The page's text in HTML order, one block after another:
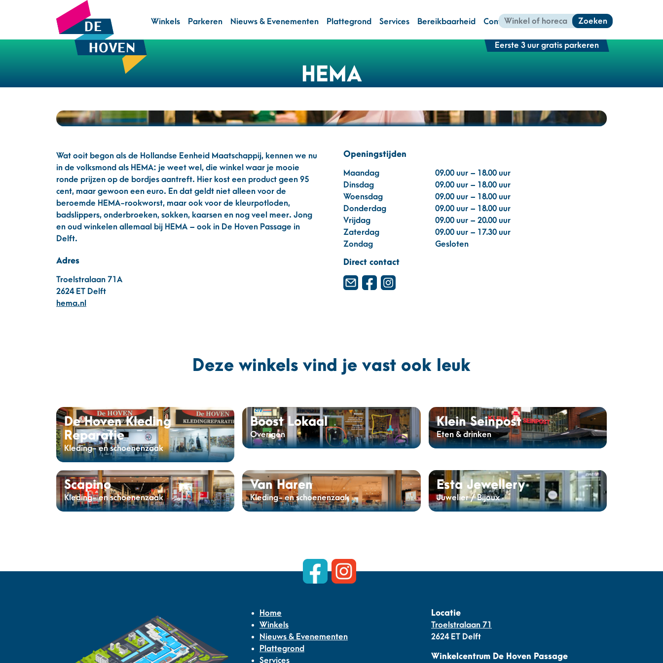
Winkels Parkeren Nieuws & Evenementen Plattegrond Services Bereikbaarheid Contact Zoeken
Eerste 3 uur gratis parkeren
HEMA
Wat ooit begon als de Hollandse Eenheid Maatschappij, kennen we nu
in de volksmond als HEMA: je weet wel, die winkel waar je mooie
ronde prijzen op de bordjes aantreft. Hier kost een product geen 95
cent, maar gewoon een euro. En dat geldt niet alleen voor de
beroemde HEMA-rookworst, maar ook voor de kleurpotloden,
badslippers, onderbroeken, sokken, kaarsen en nog veel meer. Jong
en oud winkelen allemaal bij HEMA – ook in De Hoven Passage in
Delft.
Adres
Troelstralaan 71A
2624 ET Delft
hema.nl
Openingstijden
Maandag
09.00 uur – 18.00 uur
Dinsdag
09.00 uur – 18.00 uur
Woensdag
09.00 uur – 18.00 uur
Donderdag
09.00 uur – 18.00 uur
Vrijdag
09.00 uur – 20.00 uur
Zaterdag
09.00 uur – 17.30 uur
Zondag
Gesloten
Direct contact
Deze winkels vind je vast ook leuk
De Hoven Kleding
Reparatie
Kleding- en schoenenzaak
Boost Lokaal
Overigen
Klein Seinpost
Eten & drinken
Scapino
Kleding- en schoenenzaak
Van Haren
Kleding- en schoenenzaak
Esta Jewellery
Juwelier / Bijoux
Home
Winkels
Nieuws & Evenementen
Plattegrond
Services
Locatie
Troelstralaan 71
2624 ET Delft
Winkelcentrum De Hoven Passage